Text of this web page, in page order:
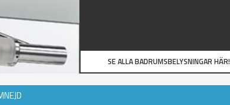
SE ALLA BADRUMSBELYSNINGAR HÄR!